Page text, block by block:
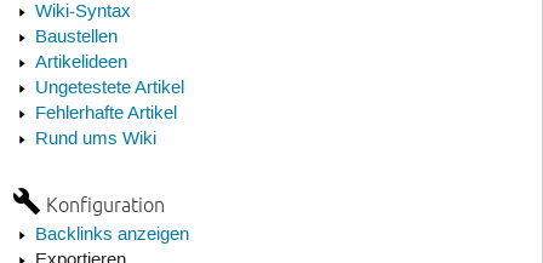
Wiki-Syntax
Baustellen
Artikelideen
Ungetestete Artikel
Fehlerhafte Artikel
Rund ums Wiki
Konfiguration
Backlinks anzeigen